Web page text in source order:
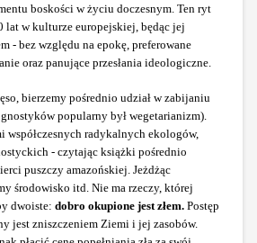
boskości w życiu doczesnym. Ten ryt
lat w kulturze europejskiej, będąc jej
- bez względu na epokę, preferowane
oraz panujące przesłania ideologiczne.
bierzemy pośrednio udział w zabijaniu
popularny był wegetarianizm).
współczesnych radykalnych ekologów,
- czytając książki pośrednio
puszczy amazońskiej. Jeżdżąc
środowisko itd. Nie ma rzeczy, której
dwoiste: dobro okupione jest złem. Postęp
jest zniszczeniem Ziemi i jej zasobów.